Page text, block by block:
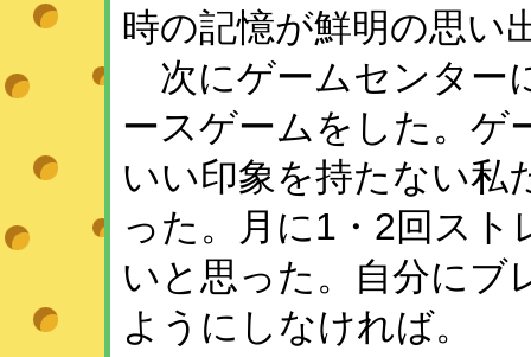
時の記憶が鮮明の思い
次にゲームセンター
ースゲームをした。ゲ
いい印象を持たない私
った。月に1・2回ス
いと思った。自分にブ
ようにしなければ。